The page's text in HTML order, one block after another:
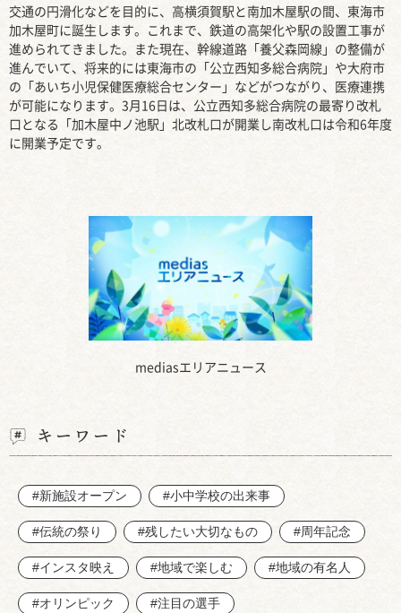
mediasエリアニュース
交通の円滑化などを目的に、高横須賀駅と南加木屋駅の間、東海市
加木屋町に誕生します。これまで、鉄道の高架化や駅の設置工事が
進められてきました。また現在、幹線道路「養父森岡線」の整備が
進んでいて、将来的には東海市の「公立西知多総合病院」や大府市
の「あいち小児保健医療総合センター」などがつながり、医療連携
が可能になります。3月16日は、公立西知多総合病院の最寄り改札
口となる「加木屋中ノ池駅」北改札口が開業し南改札口は令和6年度
に開業予定です。
キーワード
#新施設オープン #小中学校の出来事
#伝統の祭り #残したい大切なもの #周年記念
#インスタ映え #地域で楽しむ #地域の有名人
#オリンピック #注目の選手